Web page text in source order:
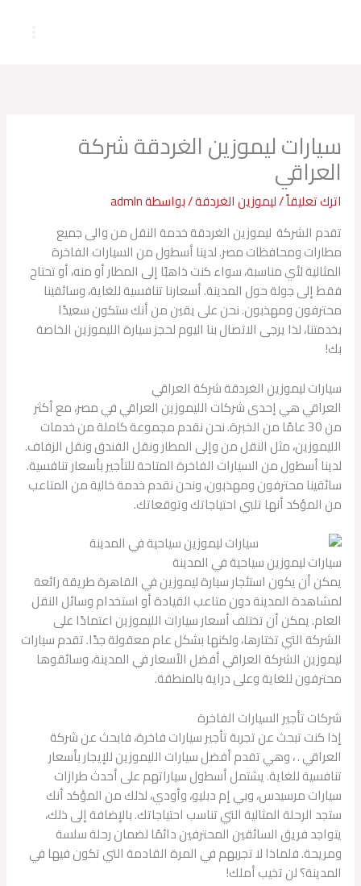
سيارات ليموزين الغردقة شركة
العراقي
اترك تعليقاً/ليموزين الغردقة/ بواسطةadmln
تقدم الشركة ليموزين الغردقة خدمة النقل من والى جميع
مطارات ومحافظات مصر. لدينا أسطول من السيارات الفاخرة
المثالية لأي مناسبة، سواء كنت ذاهبًا إلى المطار أو منه، أو تحتاج
فقط إلى جولة حول المدينة. أسعارنا تنافسية للغاية، وسائقينا
محترفون ومهذبون. نحن على يقين من أنك ستكون سعيدًا
بخدمتنا، لذا يرجى الاتصال بنا اليوم لحجز سيارة الليموزين الخاصة
بك!
سيارات ليموزين الغردقة شركة العراقي
العراقي هي إحدى شركات الليموزين العراقي في مصر، مع أكثر
من 30 عامًا من الخبرة. نحن نقدم مجموعة كاملة من خدمات
الليموزين، مثل النقل من وإلى المطار ونقل الفندق ونقل الزفاف.
لدينا أسطول من السيارات الفاخرة المتاحة للتأجير بأسعار تنافسية.
سائقينا محترفون ومهذبون، ونحن نقدم خدمة خالية من المتاعب
من المؤكد أنها تلبي احتياجاتك وتوقعاتك.
سيارات ليموزين سياحية في المدينة
يمكن أن يكون استئجار سيارة ليموزين في القاهرة طريقة رائعة
لمشاهدة المدينة دون متاعب القيادة أو استخدام وسائل النقل
العام. يمكن أن تختلف أسعار سيارات الليموزين اعتمادًا على
الشركة التي تختارها، ولكنها بشكل عام معقولة جدًا. تقدم سيارات
ليموزين الشركة العراقي أفضل الأسعار في المدينة، وسائقوها
محترفون للغاية وعلى دراية بالمنطقة.
شركات تأجير السيارات الفاخرة
إذا كنت تبحث عن تجربة تأجير سيارات فاخرة، فابحث عن شركة
العراقي . ، وهي تقدم أفضل سيارات الليموزين للإيجار بأسعار
تنافسية للغاية. يشتمل أسطول سياراتهم على أحدث طرازات
سيارات مرسيدس، وبي إم دبليو، وأودي، لذلك من المؤكد أنك
ستجد الرحلة المثالية التي تناسب احتياجاتك. بالإضافة إلى ذلك،
يتواجد فريق السائقين المحترفين دائمًا لضمان رحلة سلسة
ومريحة. فلماذا لا تجربهم في المرة القادمة التي تكون فيها في
المدينة؟ لن تخيب أملك!